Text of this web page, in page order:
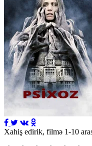
Xahiş edirik, filmə 1-10